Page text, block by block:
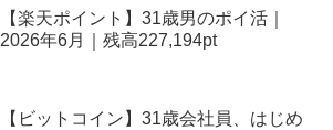
【楽天ポイント】31歳男のポイ活｜
2026年6月｜残高227,194pt
【ビットコイン】31歳会社員、はじめ